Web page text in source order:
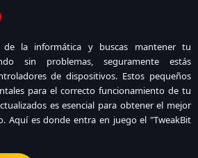
la informática y buscas mantener tu
sin problemas, seguramente estás
de dispositivos. Estos pequeños
para el correcto funcionamiento de tu
es esencial para obtener el mejor
Aquí es donde entra en juego el "TweakBit